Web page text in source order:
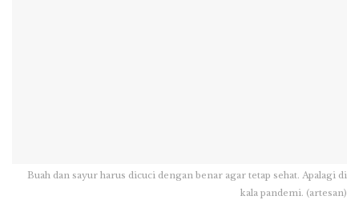
Buah dan sayur harus dicuci dengan benar agar tetap sehat. Apalagi di
kala pandemi. (artesan)